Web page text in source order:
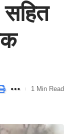
1 Min Read